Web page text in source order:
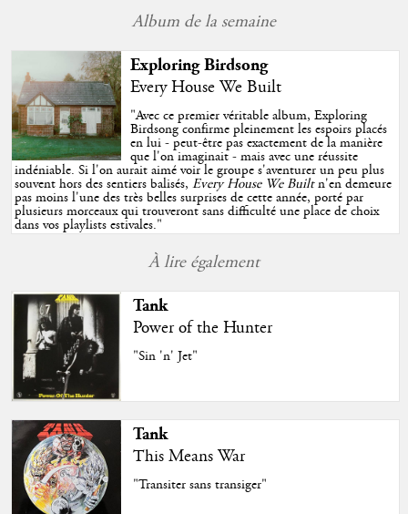
Album de la semaine
Exploring Birdsong
Every House We Built
"Avec ce premier véritable album, Exploring
Birdsong confirme pleinement les espoirs placés
en lui - peut-être pas exactement de la manière
que l'on imaginait - mais avec une réussite
indéniable. Si l'on aurait aimé voir le groupe s'aventurer un peu plus
souvent hors des sentiers balisés,Every House We Builtn'en demeure
pas moins l'une des très belles surprises de cette année, porté par
plusieurs morceaux qui trouveront sans difficulté une place de choix
dans vos playlists estivales."
À lire également
Tank
Power of the Hunter
"Sin 'n' Jet"
Tank
This Means War
"Transiter sans transiger"